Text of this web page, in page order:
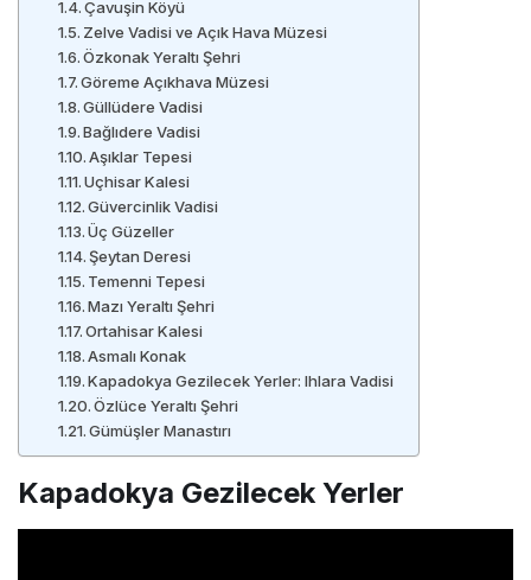
Çavuşin Köyü
Zelve Vadisi ve Açık Hava Müzesi
Özkonak Yeraltı Şehri
Göreme Açıkhava Müzesi
Güllüdere Vadisi
Bağlıdere Vadisi
Aşıklar Tepesi
Uçhisar Kalesi
Güvercinlik Vadisi
Üç Güzeller
Şeytan Deresi
Temenni Tepesi
Mazı Yeraltı Şehri
Ortahisar Kalesi
Asmalı Konak
Kapadokya Gezilecek Yerler: Ihlara Vadisi
Özlüce Yeraltı Şehri
Gümüşler Manastırı
Kapadokya Gezilecek Yerler